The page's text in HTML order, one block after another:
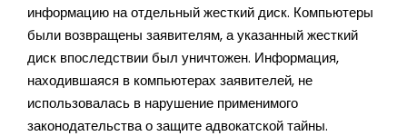
информацию на отдельный жесткий диск. Компьютеры
были возвращены заявителям, а указанный жесткий
диск впоследствии был уничтожен. Информация,
находившаяся в компьютерах заявителей, не
использовалась в нарушение применимого
законодательства о защите адвокатской тайны.